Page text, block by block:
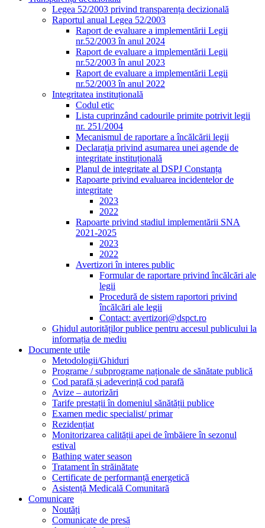
Legea 52/2003 privind transparența decizională
Raportul anual Legea 52/2003
Raport de evaluare a implementării Legii
nr.52/2003 în anul 2024
Raport de evaluare a implementării Legii
nr.52/2003 în anul 2023
Raport de evaluare a implementării Legii
nr.52/2003 în anul 2022
Integritatea instituțională
Codul etic
Lista cuprinzând cadourile primite potrivit legii
nr. 251/2004
Mecanismul de raportare a încălcării legii
Declarația privind asumarea unei agende de
integritate instituțională
Planul de integritate al DSPJ Constanța
Rapoarte privind evaluarea incidentelor de
integritate
2023
2022
Rapoarte privind stadiul implementării SNA
2021-2025
2023
2022
Avertizori în interes public
Formular de raportare privind încălcări ale
legii
Procedură de sistem raportori privind
încălcări ale legii
Contact: avertizori@dspct.ro
Ghidul autorităților publice pentru accesul publicului la
informația de mediu
Documente utile
Metodologii/Ghiduri
Programe / subprograme naționale de sănătate publică
Cod parafă și adeverință cod parafă
Avize – autorizări
Tarife prestații în domeniul sănătății publice
Examen medic specialist/ primar
Rezidențiat
Monitorizarea calității apei de îmbăiere în sezonul
estival
Bathing water season
Tratament în străinătate
Certificate de performanță energetică
Asistență Medicală Comunitară
Comunicare
Noutăți
Comunicate de presă